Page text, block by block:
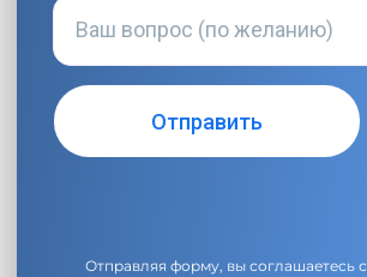
Отправляя форму, вы соглашаетесь с